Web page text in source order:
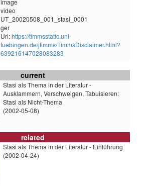
image
video
UT_20020508_001_stasi_0001
ger
Url:https://timmsstatic.uni-
tuebingen.de/jtimms/TimmsDisclaimer.html?
639216147028083283
current
Stasi als Thema in der Literatur -
Ausklammern, Verschweigen, Tabuisieren:
Stasi als Nicht-Thema
(2002-05-08)
related
Stasi als Thema in der Literatur - Einführung
(2002-04-24)